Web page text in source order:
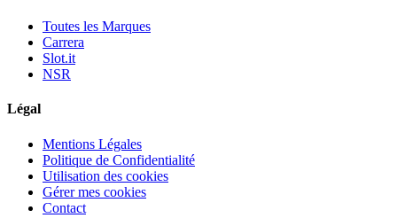
Toutes les Marques
Carrera
Slot.it
NSR
Légal
Mentions Légales
Politique de Confidentialité
Utilisation des cookies
Gérer mes cookies
Contact